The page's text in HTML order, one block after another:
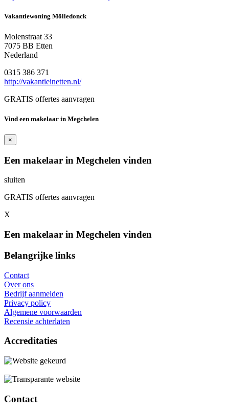
Vakantiewoning Mölledonck
Molenstraat 33
7075 BB Etten
Nederland
0315 386 371
http://vakantieinetten.nl/
GRATIS offertes aanvragen
Vind een makelaar in Megchelen
×
Een makelaar in Megchelen vinden
sluiten
GRATIS offertes aanvragen
X
Een makelaar in Megchelen vinden
Belangrijke links
Contact
Over ons
Bedrijf aanmelden
Privacy policy
Algemene voorwaarden
Recensie achterlaten
Accreditaties
Contact